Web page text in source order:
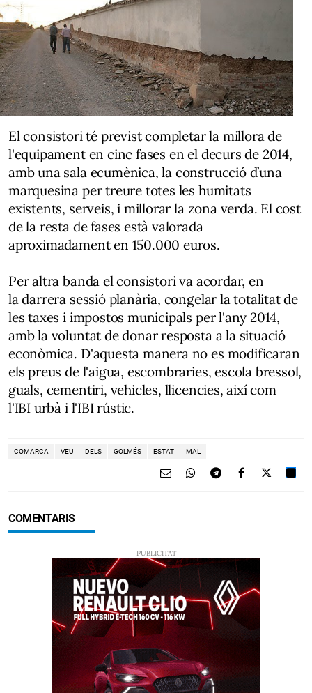
El consistori té previst completar la millora de
l'equipament en cinc fases en el decurs de 2014,
amb una sala ecumènica, la construcció d’una
marquesina per treure totes les humitats
existents, serveis, i millorar la zona verda. El cost
de la resta de fases està valorada
aproximadament en 150.000 euros.
Per altra banda el consistori va acordar, en
la darrera sessió planària, congelar la totalitat de
les taxes i impostos municipals per l'any 2014,
amb la voluntat de donar resposta a la situació
econòmica. D'aquesta manera no es modificaran
els preus de l'aigua, escombraries, escola bressol,
guals, cementiri, vehicles, llicencies, així com
l'IBI urbà i l'IBI rústic.
COMARCA VEU DELS GOLMÉS ESTAT MAL
COMENTARIS